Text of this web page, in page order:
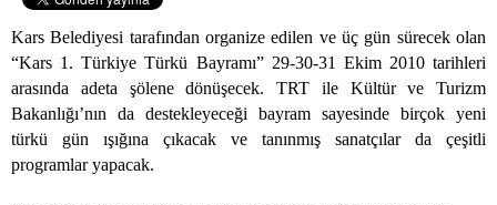
Kars Belediyesi tarafından organize edilen ve üç gün sürecek olan
“Kars 1. Türkiye Türkü Bayramı” 29-30-31 Ekim 2010 tarihleri
arasında adeta şölene dönüşecek. TRT ile Kültür ve Turizm
Bakanlığı’nın da destekleyeceği bayram sayesinde birçok yeni
türkü gün ışığına çıkacak ve tanınmış sanatçılar da çeşitli
programlar yapacak.